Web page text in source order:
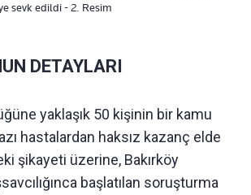
sevk edildi - 2. Resim
DETAYLARI
yaklaşık 50 kişinin bir kamu
hastalardan haksız kazanç elde
şikayeti üzerine, Bakırköy
başlatılan soruşturma